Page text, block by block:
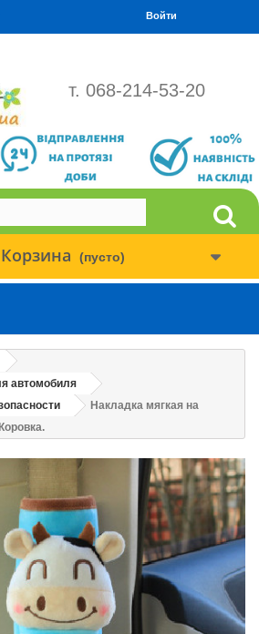
Войти
т. 068-214-53-20
Корзина (пусто)
автомобиля
Накладка мягкая на